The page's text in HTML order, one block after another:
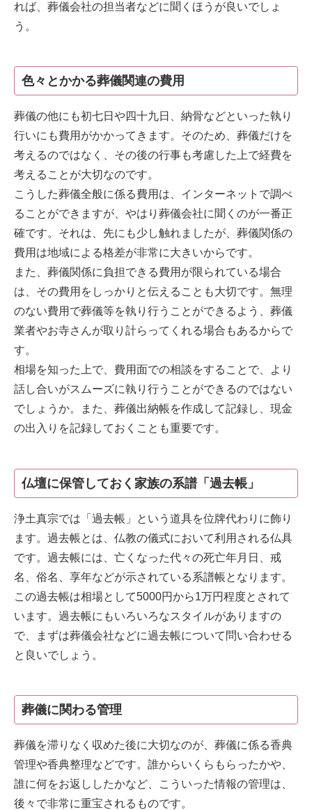
れば、葬儀会社の担当者などに聞くほうが良いでしょ
う。
色々とかかる葬儀関連の費用
葬儀の他にも初七日や四十九日、納骨などといった執り
行いにも費用がかかってきます。そのため、葬儀だけを
考えるのではなく、その後の行事も考慮した上で経費を
考えることが大切なのです。
こうした葬儀全般に係る費用は、インターネットで調べ
ることができますが、やはり葬儀会社に聞くのが一番正
確です。それは、先にも少し触れましたが、葬儀関係の
費用は地域による格差が非常に大きいからです。
また、葬儀関係に負担できる費用が限られている場合
は、その費用をしっかりと伝えることも大切です。無理
のない費用で葬儀等を執り行うことができるよう、葬儀
業者やお寺さんが取り計らってくれる場合もあるからで
す。
相場を知った上で、費用面での相談をすることで、より
話し合いがスムーズに執り行うことができるのではない
でしょうか。また、葬儀出納帳を作成して記録し、現金
の出入りを記録しておくことも重要です。
仏壇に保管しておく家族の系譜「過去帳」
浄土真宗では「過去帳」という道具を位牌代わりに飾り
ます。過去帳とは、仏教の儀式において利用される仏具
です。過去帳には、亡くなった代々の死亡年月日、戒
名、俗名、享年などが示されている系譜帳となります。
この過去帳は相場として5000円から1万円程度とされて
います。過去帳にもいろいろなスタイルがありますの
で、まずは葬儀会社などに過去帳について問い合わせる
と良いでしょう。
葬儀に関わる管理
葬儀を滞りなく収めた後に大切なのが、葬儀に係る香典
管理や香典整理などです。誰からいくらもらったかや、
誰に何をお返ししたかなど、こういった情報の管理は、
後々で非常に重宝されるものです。